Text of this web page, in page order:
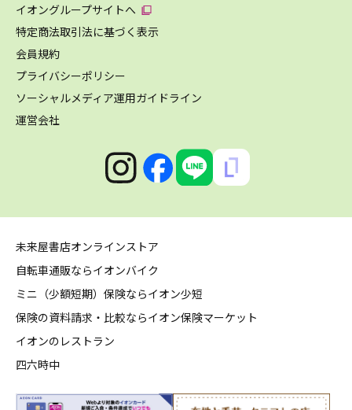
イオングループサイトへ
特定商法取引法に基づく表示
会員規約
プライバシーポリシー
ソーシャルメディア運用ガイドライン
運営会社
未来屋書店オンラインストア
自転車通販ならイオンバイク
ミニ（少額短期）保険ならイオン少短
保険の資料請求・比較ならイオン保険マーケット
イオンのレストラン
四六時中